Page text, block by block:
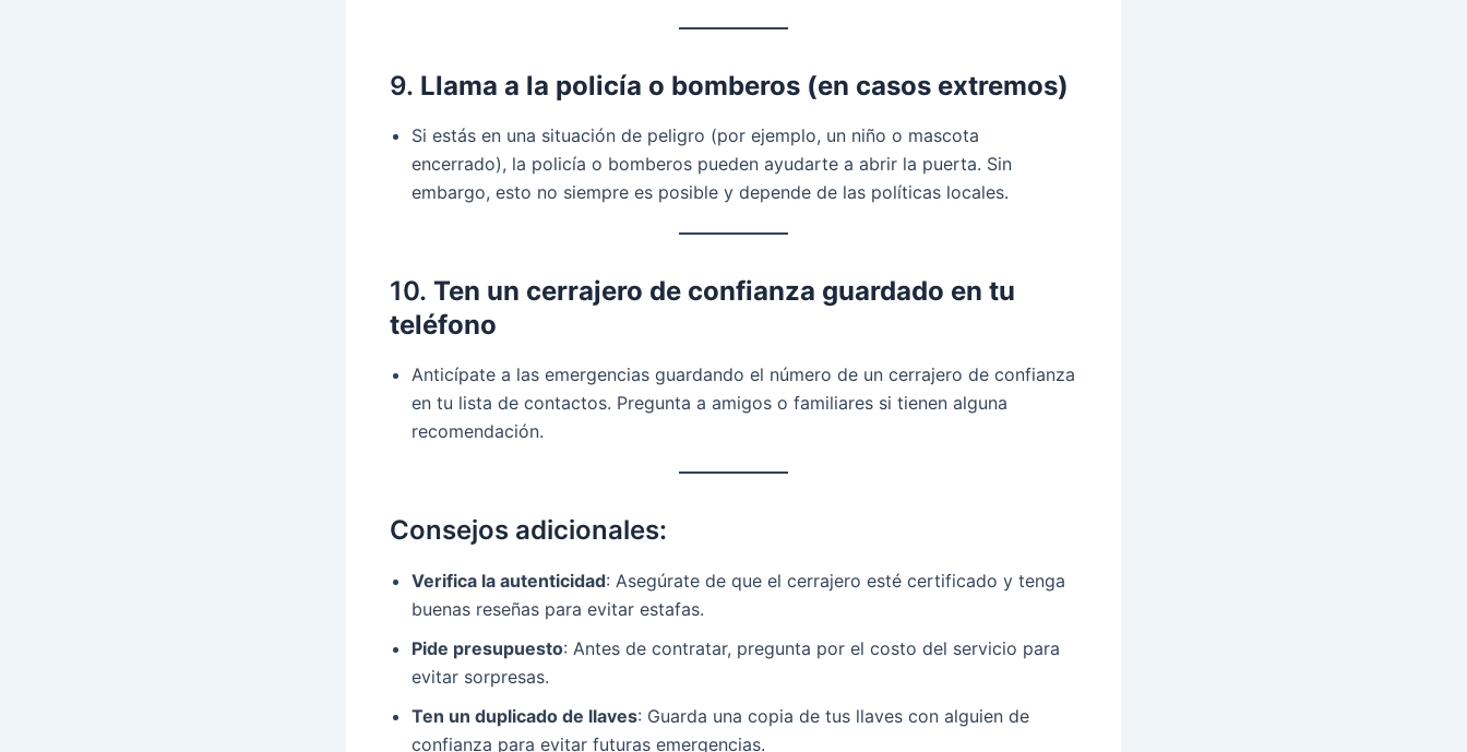
9. Llama a la policía o bomberos (en casos extremos)
Si estás en una situación de peligro (por ejemplo, un niño o mascota
encerrado), la policía o bomberos pueden ayudarte a abrir la puerta. Sin
embargo, esto no siempre es posible y depende de las políticas locales.
10. Ten un cerrajero de confianza guardado en tu
teléfono
Anticípate a las emergencias guardando el número de un cerrajero de confianza
en tu lista de contactos. Pregunta a amigos o familiares si tienen alguna
recomendación.
Consejos adicionales:
Verifica la autenticidad: Asegúrate de que el cerrajero esté certificado y tenga
buenas reseñas para evitar estafas.
Pide presupuesto: Antes de contratar, pregunta por el costo del servicio para
evitar sorpresas.
Ten un duplicado de llaves: Guarda una copia de tus llaves con alguien de
confianza para evitar futuras emergencias.